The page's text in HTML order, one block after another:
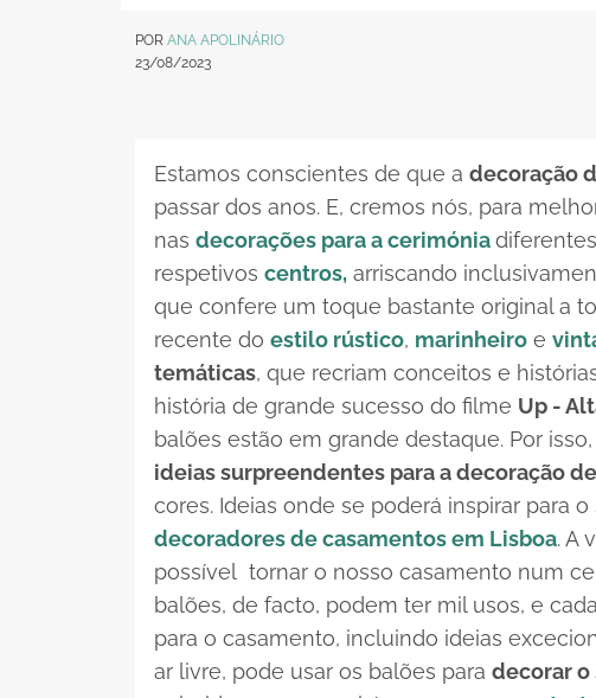
POR ANA APOLINÁRIO
23/08/2023
Estamos conscientes de que a decoração
passar dos anos. E, cremos nós, para
nas decorações para a cerimóniadiferentes
respetivos centros, arriscando
que confere um toque bastante original a
recente do estilo rústico, marinheiro e
temáticas, que recriam conceitos e
história de grande sucesso do filme Up -
balões estão em grande destaque. Por
ideias surpreendentes para a decoração
cores. Ideias onde se poderá inspirar para
decoradores de casamentos em Lisboa.A
possível tornar o nosso casamento num
balões, de facto, podem ter mil usos, e
para o casamento, incluindo ideias
ar livre, pode usar os balões para decorar o